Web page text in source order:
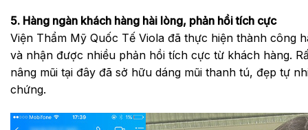
5. Hàng ngàn khách hàng hài lòng, phản hồi tích cực
Viện Thẩm Mỹ Quốc Tế Viola đã thực hiện thành công
và nhận được nhiều phản hồi tích cực từ khách hàng.
nâng mũi tại đây đã sở hữu dáng mũi thanh tú, đẹp tự
chứng.